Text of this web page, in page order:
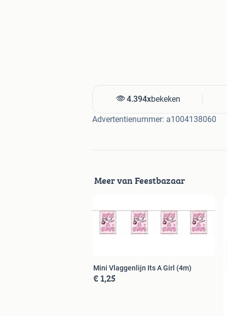
4.394xbekeken
Advertentienummer: a1004138060
Meer van Feestbazaar
Mini Vlaggenlijn Its A Girl (4m)
€ 1,25